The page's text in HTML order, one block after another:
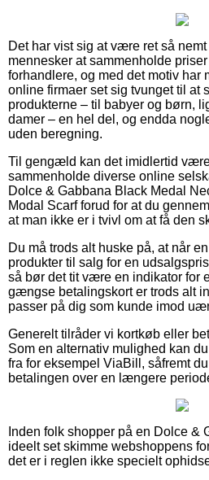
Det har vist sig at være ret så
mennesker at sammenholde
forhandlere, og med det motiv har
online firmaer set sig tvunget til at
produkterne – til babyer og børn,
damer – en hel del, og endda
uden beregning.
Til gengæld kan det imidlertid
sammenholde diverse online
Dolce & Gabbana Black Medal
Modal Scarf forud for at du
at man ikke er i tvivl om at få den
Du må trods alt huske på, at når
produkter til salg for en
så bør det tit være en indikator for
gængse betalingskort er trods alt
passer på dig som kunde imod
Generelt tilråder vi kortkøb eller
Som en alternativ mulighed kan
fra for eksempel ViaBill, såfremt
betalingen over en længere
Inden folk shopper på en Dolce &
ideelt set skimme webshoppens
det er i reglen ikke specielt